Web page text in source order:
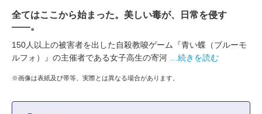
全てはここから始まった。美しい毒が、日常を侵す
――。
150人以上の被害者を出した自殺教唆ゲーム『青い蝶（ブルーモ
ルフォ）』の主催者である女子高生の寄河
…続きを読む
※画像は表紙及び帯等、実際とは異なる場合があります。